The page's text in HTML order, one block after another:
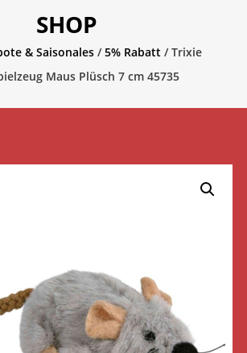
SHOP
& Saisonales /5% Rabatt / Trixie
Maus Plüsch 7 cm 45735